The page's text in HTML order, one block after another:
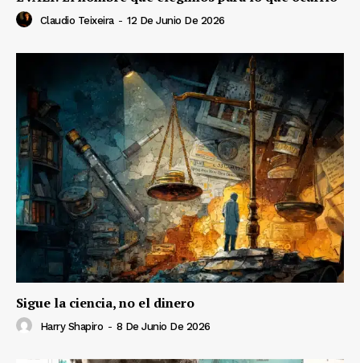
Claudio Teixeira - 12 De Junio De 2026
Sigue la ciencia, no el dinero
Harry Shapiro - 8 De Junio De 2026